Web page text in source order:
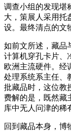
调查小组的发现堪
大，策展人采用托
设。最终清点的文
如前文所述，藏品
计算机穿孔卡片、
欧洲主流硬件。经
处理系统系主任、
批藏品时，这位教
费解的是，既然藏
库中无人问津的稀
回到藏品本身，博